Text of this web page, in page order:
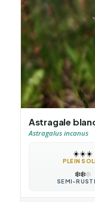
Astragale
Astragalus incanus
☀️☀️☀️
PLEIN
❄️❄️❄️
SEMI-